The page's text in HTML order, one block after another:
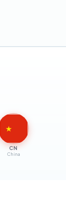
★
CN
China